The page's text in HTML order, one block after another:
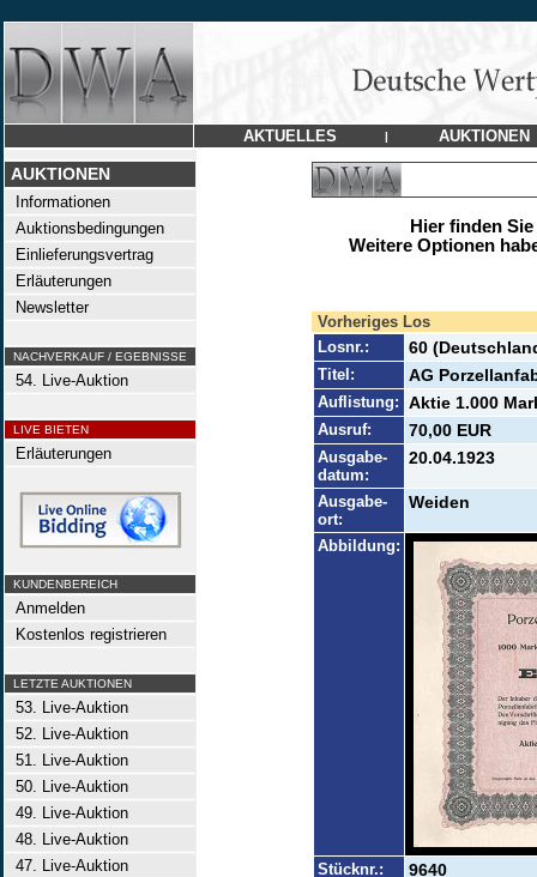
AKTUELLES | AUKTIONEN
AUKTIONEN
Informationen
Auktionsbedingungen
Einlieferungsvertrag
Erläuterungen
Newsletter
NACHVERKAUF / EGEBNISSE
54. Live-Auktion
LIVE BIETEN
Erläuterungen
KUNDENBEREICH
Anmelden
Kostenlos registrieren
LETZTE AUKTIONEN
53. Live-Auktion
52. Live-Auktion
51. Live-Auktion
50. Live-Auktion
49. Live-Auktion
48. Live-Auktion
47. Live-Auktion
Hier finden
Weitere Optionen
Vorheriges Los
Losnr.:
60
Titel: AG
Auflistung: Aktie 1.000
Ausruf: 70,00 EUR
Ausgabe-
datum:
20.04.1923
Ausgabe-
ort:
Weiden
Abbildung:
Stücknr.: 9640